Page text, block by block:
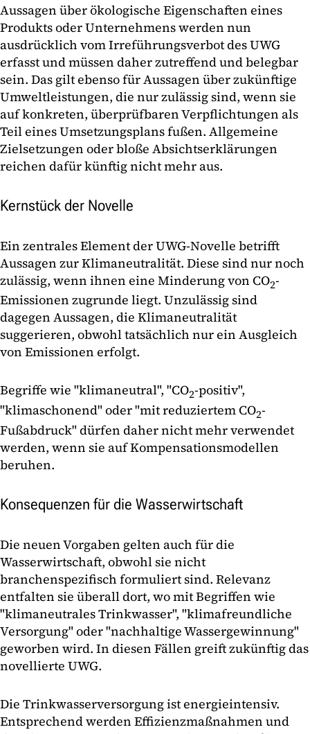
Aussagen über ökologische Eigenschaften eines
Produkts oder Unternehmens werden nun
ausdrücklich vom Irreführungsverbot des UWG
erfasst und müssen daher zutreffend und belegbar
sein. Das gilt ebenso für Aussagen über zukünftige
Umweltleistungen, die nur zulässig sind, wenn sie
auf konkreten, überprüfbaren Verpflichtungen als
Teil eines Umsetzungsplans fußen. Allgemeine
Zielsetzungen oder bloße Absichtserklärungen
reichen dafür künftig nicht mehr aus.
Kernstück der Novelle
Ein zentrales Element der UWG-Novelle betrifft
Aussagen zur Klimaneutralität. Diese sind nur noch
zulässig, wenn ihnen eine Minderung von CO2-
Emissionen zugrunde liegt. Unzulässig sind
dagegen Aussagen, die Klimaneutralität
suggerieren, obwohl tatsächlich nur ein Ausgleich
von Emissionen erfolgt.
Begriffe wie "klimaneutral", "CO2-positiv",
"klimaschonend" oder "mit reduziertem CO2-
Fußabdruck" dürfen daher nicht mehr verwendet
werden, wenn sie auf Kompensationsmodellen
beruhen.
Konsequenzen für die Wasserwirtschaft
Die neuen Vorgaben gelten auch für die
Wasserwirtschaft, obwohl sie nicht
branchenspezifisch formuliert sind. Relevanz
entfalten sie überall dort, wo mit Begriffen wie
"klimaneutrales Trinkwasser", "klimafreundliche
Versorgung" oder "nachhaltige Wassergewinnung"
geworben wird. In diesen Fällen greift zukünftig das
novellierte UWG.
Die Trinkwasserversorgung ist energieintensiv.
Entsprechend werden Effizienzmaßnahmen und